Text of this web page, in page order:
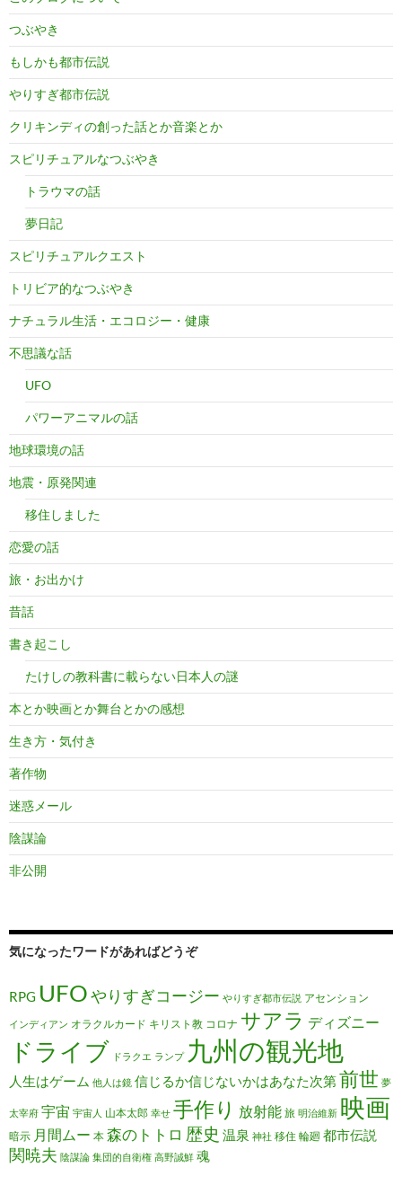
つぶやき
もしかも都市伝説
やりすぎ都市伝説
クリキンディの創った話とか音楽とか
スピリチュアルなつぶやき
トラウマの話
夢日記
スピリチュアルクエスト
トリビア的なつぶやき
ナチュラル生活・エコロジー・健康
不思議な話
UFO
パワーアニマルの話
地球環境の話
地震・原発関連
移住しました
恋愛の話
旅・お出かけ
昔話
書き起こし
たけしの教科書に載らない日本人の謎
本とか映画とか舞台とかの感想
生き方・気付き
著作物
迷惑メール
陰謀論
非公開
気になったワードがあればどうぞ
RPG UFOやりすぎコージー やりすぎ都市伝説 アセンション
インディアン オラクルカード キリスト教 コロナ サアラ ディズニー
ドライブ ドラクエ ランプ 九州の観光地
人生はゲーム 他人は鏡 信じるか信じないかはあなた次第前世 夢
太宰府 宇宙 宇宙人 山本太郎 幸せ 手作り 放射能 旅 明治維新 映画
暗示 月間ムー 本 森のトトロ 歴史 温泉 神社 移住 輪廻 都市伝説
関暁夫 陰謀論 集団的自衛権 高野誠鮮 魂